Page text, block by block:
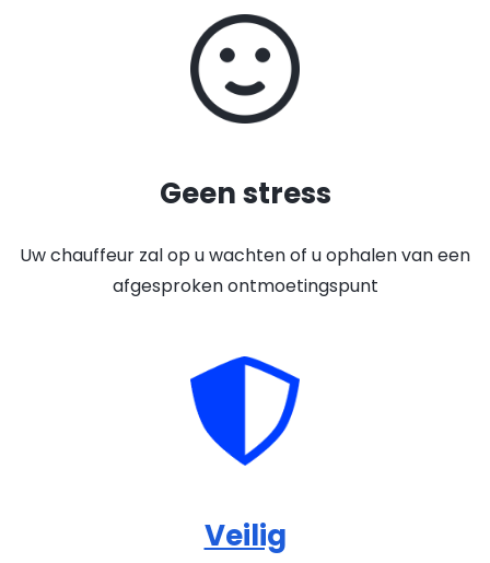
Geen stress
Uw chauffeur zal op u wachten of u ophalen van een
afgesproken ontmoetingspunt
Veilig